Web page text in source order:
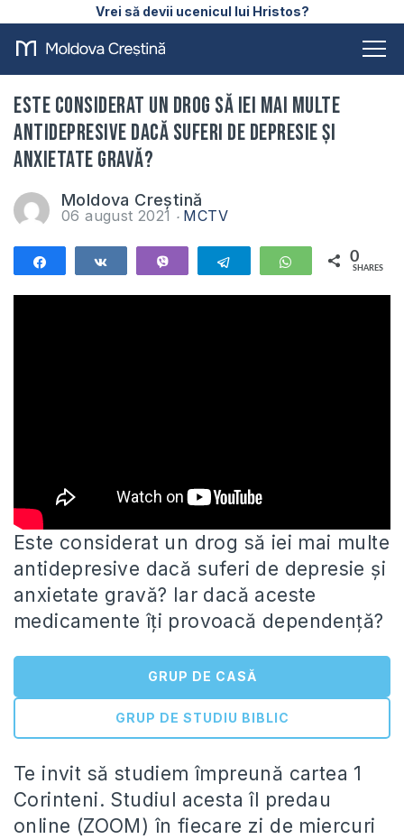
Vrei să devii ucenicul lui Hristos?
Este considerat un drog să iei mai multe
antidepresive dacă suferi de depresie și
anxietate gravă?
Moldova Creștină
06 august 2021 MCTV
Telegram WhatsApp
0
SHARES
Este considerat un drog să iei mai multe
antidepresive dacă suferi de depresie și
anxietate gravă? Iar dacă aceste
medicamente îți provoacă dependență?
GRUP DE CASĂ
GRUP DE STUDIU BIBLIC
Te invit să studiem împreună cartea 1
Corinteni. Studiul acesta îl predau
online (ZOOM) în fiecare zi de miercuri